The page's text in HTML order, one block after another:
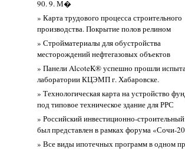
90. 9. М�
» Карта трудового процесса строительного
производства. Покрытие полов релином
» Стройматериалы для обустройства
месторождений нефтегазовых объектов
» Панели AlcoteK® успешно прошли
лаборатории КЦЭМП г. Хабаровске.
» Технологическая карта на устройство
под типовое техническое здание для РРС
» Российский инвестиционно-
был представлен в рамках форума «Сочи-
» Все виды ипотечных программ в одном